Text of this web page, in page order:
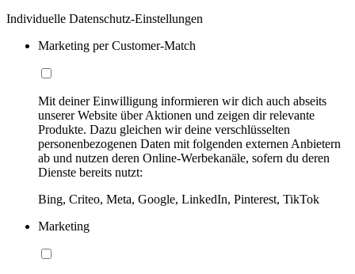
Individuelle Datenschutz-Einstellungen
Marketing per Customer-Match
Mit deiner Einwilligung informieren wir dich auch abseits
unserer Website über Aktionen und zeigen dir relevante
Produkte. Dazu gleichen wir deine verschlüsselten
personenbezogenen Daten mit folgenden externen Anbietern
ab und nutzen deren Online-Werbekanäle, sofern du deren
Dienste bereits nutzt:
Bing, Criteo, Meta, Google, LinkedIn, Pinterest, TikTok
Marketing